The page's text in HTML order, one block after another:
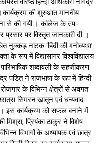
वरिष्ठ हिन्दी अधिकारी नागेंद्र
की शुरुआत माननीय
से की गयी । कॉलेज के उप-
प्रसार पर विस्तृत जानकारी दी ।
नुक्कड़ नाटक ‘हिंदी की मनोव्यथा’
के रूप में विद्यासागर विश्वविद्यालय
शब्दावली के सहजीकरण
पंडित ने राजभाषा के रूप में हिन्दी
के विभिन्न क्षेत्रों से अवगत
सिमरन ख़ातून एवं धन्यवाद
इस कार्यक्रम को सफल बनाने में
मिश्रा, प्रियंका ठाकुर ने विशेष
विभागों के अध्यापक एवं छात्र